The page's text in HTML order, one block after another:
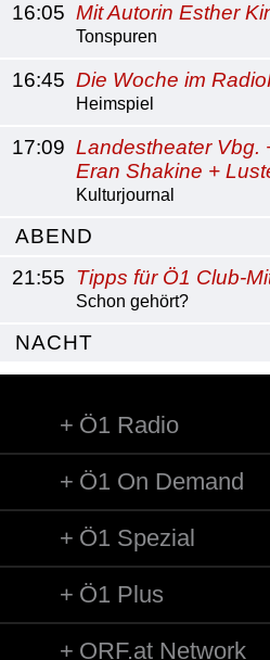
16:05 Mit Autorin Esther
Tonspuren
16:45 Die Woche im
Heimspiel
17:09 Landestheater Vbg.
Eran Shakine +
Kulturjournal
ABEND
21:55 Tipps für Ö1 Club-
Schon gehört?
NACHT
Ö1 Radio
Ö1 On Demand
Ö1 Spezial
Ö1 Plus
ORF.at Network